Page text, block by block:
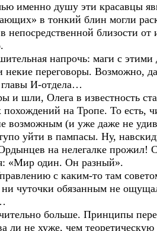
именно душу эти красавцы
в тонкий блин могли
непосредственной близости
напрочь: маги с этими
переговоры. Возможно,
главы И-отдела…
и шли, Олега в известность
на Тропе. То есть,
возможным (и уже даже не
уйти в пампасы. Ну,
Ордынцев на нелегалке
«Мир один. Он разный».
с каким-то там
чуточки обязанным не
больше. Принципы
ли не хуже, чем